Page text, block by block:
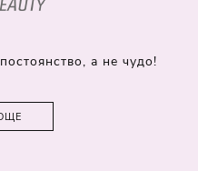
а не чудо!